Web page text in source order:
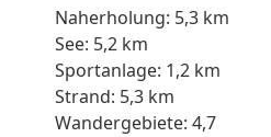
Naherholung: 5,3 km
See: 5,2 km
Sportanlage: 1,2 km
Strand: 5,3 km
Wandergebiete: 4,7